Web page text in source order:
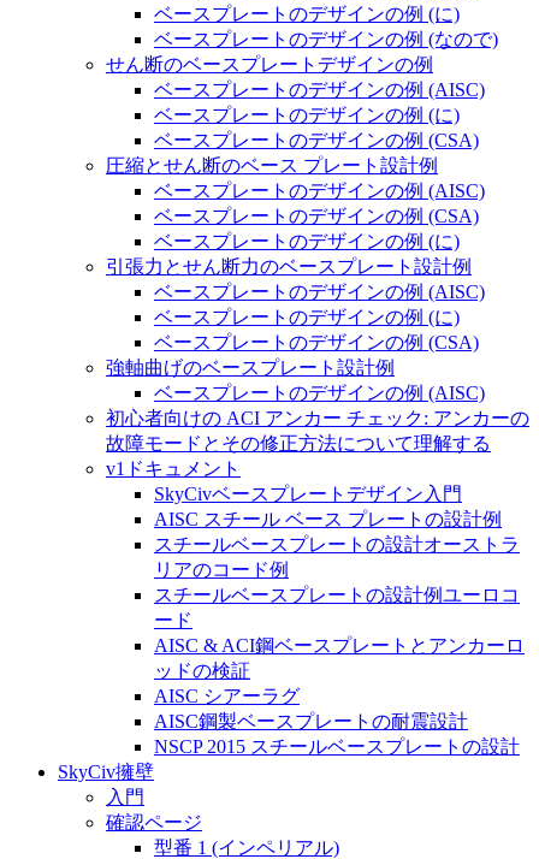
ベースプレートのデザインの例 (に)
ベースプレートのデザインの例 (なので)
せん断のベースプレートデザインの例
ベースプレートのデザインの例 (AISC)
ベースプレートのデザインの例 (に)
ベースプレートのデザインの例 (CSA)
圧縮とせん断のベース プレート設計例
ベースプレートのデザインの例 (AISC)
ベースプレートのデザインの例 (CSA)
ベースプレートのデザインの例 (に)
引張力とせん断力のベースプレート設計例
ベースプレートのデザインの例 (AISC)
ベースプレートのデザインの例 (に)
ベースプレートのデザインの例 (CSA)
強軸曲げのベースプレート設計例
ベースプレートのデザインの例 (AISC)
初心者向けの ACI アンカー チェック: アンカーの
故障モードとその修正方法について理解する
v1ドキュメント
SkyCivベースプレートデザイン入門
AISC スチール ベース プレートの設計例
スチールベースプレートの設計オーストラ
リアのコード例
スチールベースプレートの設計例ユーロコ
ード
AISC & ACI鋼ベースプレートとアンカーロ
ッドの検証
AISC シアーラグ
AISC鋼製ベースプレートの耐震設計
NSCP 2015 スチールベースプレートの設計
SkyCiv擁壁
入門
確認ページ
型番 1 (インペリアル)